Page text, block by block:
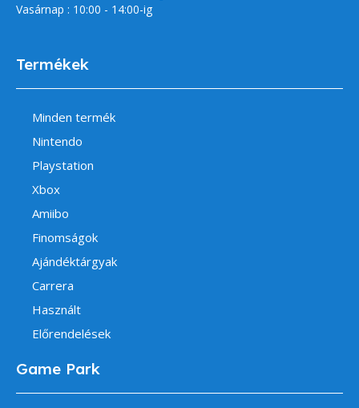
Vasárnap : 10:00 - 14:00-ig
Termékek
Minden termék
Nintendo
Playstation
Xbox
Amiibo
Finomságok
Ajándéktárgyak
Carrera
Használt
Előrendelések
Game Park